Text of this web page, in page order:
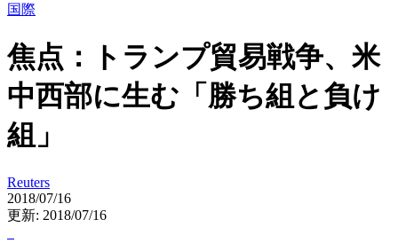
国際
焦点：トランプ貿易戦争、米
中西部に生む「勝ち組と負け
組」
Reuters
2018/07/16
更新: 2018/07/16